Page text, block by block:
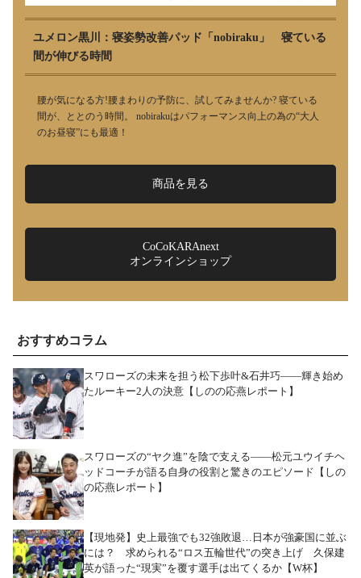
ユメロン黒川：寝姿勢改善パッド「nobiraku」 寝ている
間が伸びる時間
腰が気になる方!腰まわりの予防に、試してみませんか? 寝ている
間が、ととのう時間。 nobirakuはパフォーマンス向上の為の“大人
のお昼寝”にも最適！
商品を見る
CoCoKARAnext
オンラインショップ
おすすめコラム
スワローズの未来を担う松下歩叶&石井巧――輝き始め
たルーキー2人の決意【しのの応燕レポート】
スワローズの“ヤク進”を陰で支える――松元ユウイチヘ
ッドコーチが語る自身の役割と驚きのエピソード【しの
の応燕レポート】
【現地発】史上最強でも32強敗退…日本が強豪国に並ぶ
には？ 求められる“ロス五輪世代”の突き上げ 久保建
英が語った“現実”を覆す選手は出てくるか【W杯】